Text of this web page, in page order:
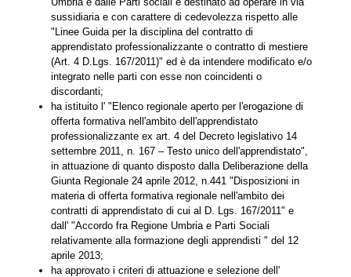
sussidiaria e con carattere di cedevolezza rispetto alle
"Linee Guida per la disciplina del contratto di
apprendistato professionalizzante o contratto di mestiere
(Art. 4 D.Lgs. 167/2011)" ed è da intendere modificato e/o
integrato nelle parti con esse non coincidenti o
discordanti;
ha istituito l' "Elenco regionale aperto per l'erogazione di
offerta formativa nell'ambito dell'apprendistato
professionalizzante ex art. 4 del Decreto legislativo 14
settembre 2011, n. 167 – Testo unico dell'apprendistato",
in attuazione di quanto disposto dalla Deliberazione della
Giunta Regionale 24 aprile 2012, n.441 "Disposizioni in
materia di offerta formativa regionale nell'ambito dei
contratti di apprendistato di cui al D. Lgs. 167/2011" e
dall' "Accordo fra Regione Umbria e Parti Sociali
relativamente alla formazione degli apprendisti " del 12
aprile 2013;
ha approvato i criteri di attuazione e selezione dell'